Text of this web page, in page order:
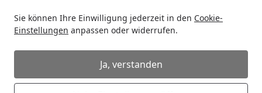
Sie können Ihre Einwilligung jederzeit in den Cookie-
Einstellungen anpassen oder widerrufen.
Ja, verstanden